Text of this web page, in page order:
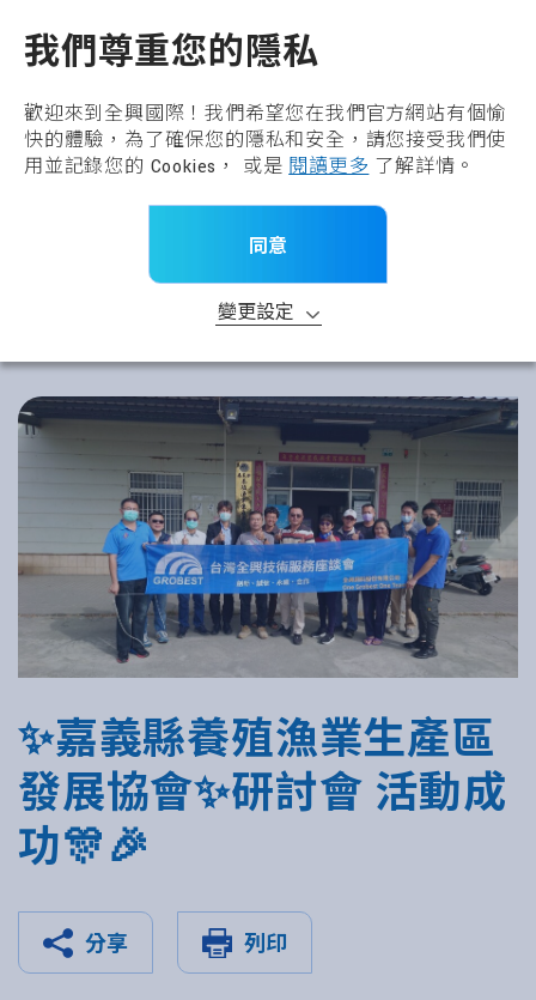
我們尊重您的隱私
歡迎來到全興國際！我們希望您在我們官方網站有個愉
快的體驗，為了確保您的隱私和安全，請您接受我們使
用並記錄您的 Cookies， 或是 閱讀更多 了解詳情。
同意
變更設定
✨嘉義縣養殖漁業生產區
發展協會✨研討會 活動成
功🎊🎉
分享 列印